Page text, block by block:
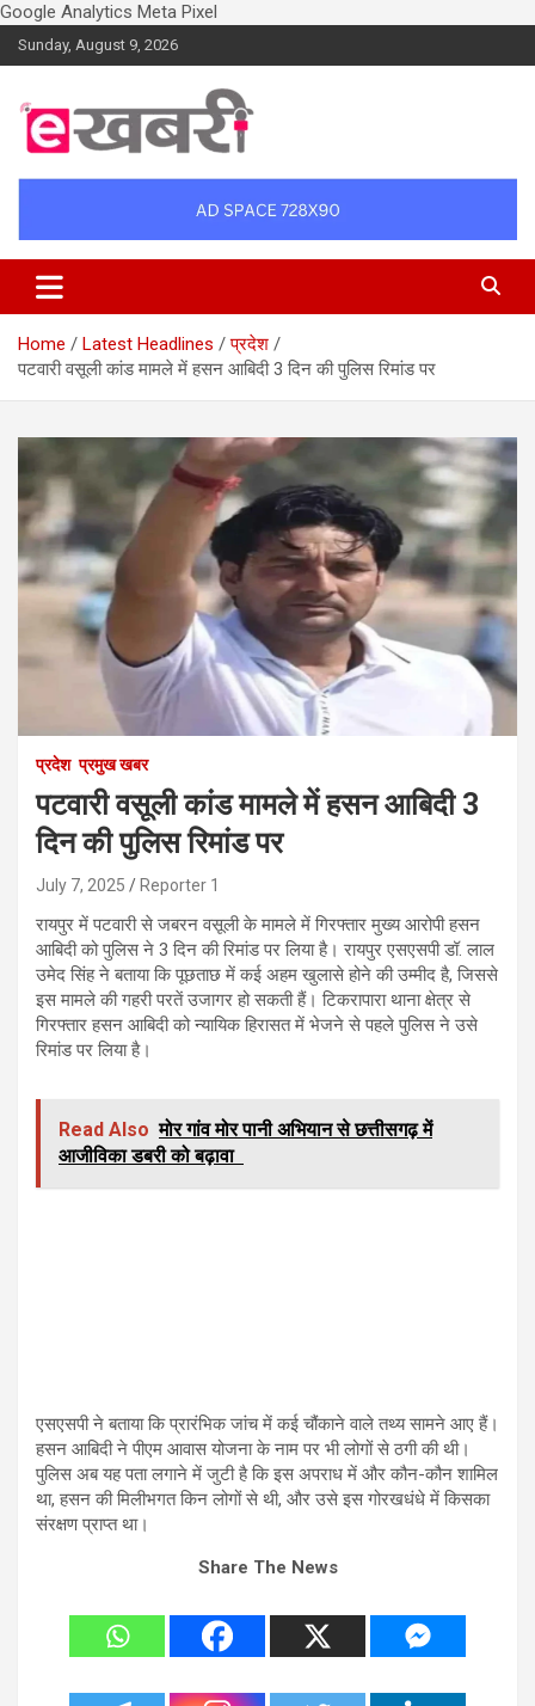
Google Analytics Meta Pixel
Skip
to
Sunday, August 9, 2026
Ekhabri.com
Home Latest Headlines
प्रदेश
पटवारी वसूली कांड मामले में हसन आबिदी 3 दिन की पुलिस रिमांड पर
प्रदेश प्रमुख खबर
पटवारी वसूली कांड मामले में हसन आबिदी 3
दिन की पुलिस रिमांड पर
July 7, 2025 Reporter 1
रायपुर में पटवारी से जबरन वसूली के मामले में गिरफ्तार मुख्य आरोपी हसन
आबिदी को पुलिस ने 3 दिन की रिमांड पर लिया है। रायपुर एसएसपी डॉ. लाल
उमेद सिंह ने बताया कि पूछताछ में कई अहम खुलासे होने की उम्मीद है, जिससे
इस मामले की गहरी परतें उजागर हो सकती हैं। टिकरापारा थाना क्षेत्र से
गिरफ्तार हसन आबिदी को न्यायिक हिरासत में भेजने से पहले पुलिस ने उसे
रिमांड पर लिया है।
Read Also मोर गांव मोर पानी अभियान से छत्तीसगढ़ में
आजीविका डबरी को बढ़ावा
एसएसपी ने बताया कि प्रारंभिक जांच में कई चौंकाने वाले तथ्य सामने आए हैं।
हसन आबिदी ने पीएम आवास योजना के नाम पर भी लोगों से ठगी की थी।
पुलिस अब यह पता लगाने में जुटी है कि इस अपराध में और कौन-कौन शामिल
था, हसन की मिलीभगत किन लोगों से थी, और उसे इस गोरखधंधे में किसका
संरक्षण प्राप्त था।
Share The News